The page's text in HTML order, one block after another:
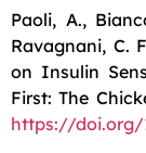
Paoli, A.,
Ravagnani, C.
on Insulin
First: The
https://doi.org/